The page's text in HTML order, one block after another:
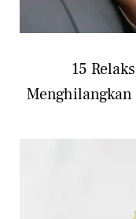
15
Menghilangkan